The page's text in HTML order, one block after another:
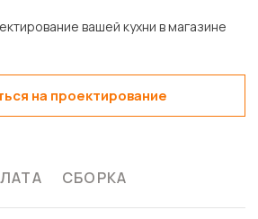
на проектирование
СБОРКА